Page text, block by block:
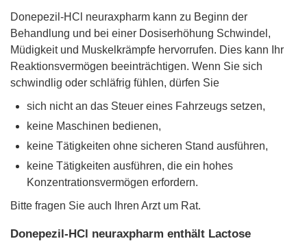
Donepezil-HCl neuraxpharm kann zu Beginn der
Behandlung und bei einer Dosiserhöhung Schwindel,
Müdigkeit und Muskelkrämpfe hervorrufen. Dies kann Ihr
Reaktionsvermögen beeinträchtigen. Wenn Sie sich
schwindlig oder schläfrig fühlen, dürfen Sie
sich nicht an das Steuer eines Fahrzeugs setzen,
keine Maschinen bedienen,
keine Tätigkeiten ohne sicheren Stand ausführen,
keine Tätigkeiten ausführen, die ein hohes
Konzentrationsvermögen erfordern.
Bitte fragen Sie auch Ihren Arzt um Rat.
Donepezil-HCl neuraxpharm enthält Lactose